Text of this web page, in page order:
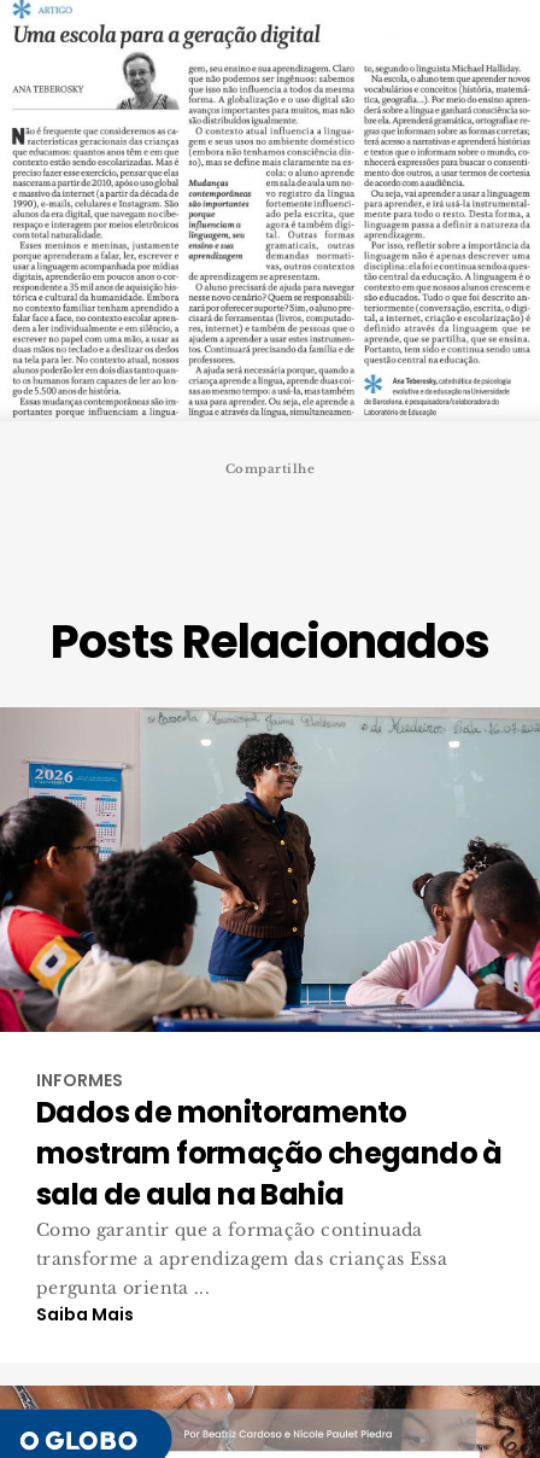
Compartilhe
Posts Relacionados
INFORMES
Dados de monitoramento
mostram formação chegando à
sala de aula na Bahia
Como garantir que a formação continuada
transforme a aprendizagem das crianças Essa
pergunta orienta ...
Saiba Mais